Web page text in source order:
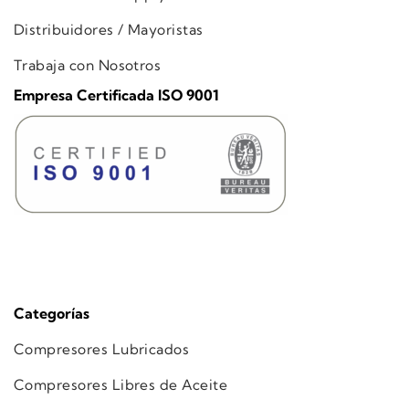
Categorías
Compresores Lubricados
Compresores Libres de Aceite
Distribuidores / Mayoristas
Trabaja con Nosotros
Empresa Certificada ISO 9001